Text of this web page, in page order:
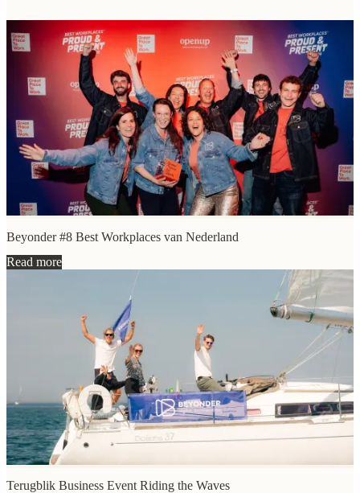
Beyonder #8 Best Workplaces van Nederland
Read more
Terugblik Business Event Riding the Waves